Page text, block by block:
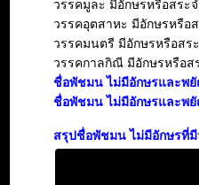
วรรคมูละ มีอักษรหรือสระ
วรรคอุตสาหะ มีอักษรหรือ
วรรคมนตรี มีอักษรหรือสร
วรรคกาลกิณี มีอักษรหรือส
ชื่อพัชมน ไม่มีอักษรและพ
ชื่อพัชมน ไม่มีอักษรและพ
สรุปชื่อพัชมน ไม่มีอักษรที่